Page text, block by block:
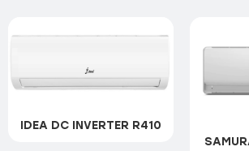
IDEA DC INVERTER R410
Mini Apple Pie Winter
Silentium Pro R32
Tosot